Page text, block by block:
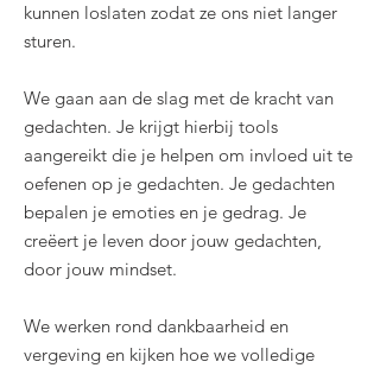
kunnen loslaten zodat ze ons niet langer
sturen.
We gaan aan de slag met de kracht van
gedachten. Je krijgt hierbij tools
aangereikt die je helpen om invloed uit te
oefenen op je gedachten. Je gedachten
bepalen je emoties en je gedrag. Je
creëert je leven door jouw gedachten,
door jouw mindset.
We werken rond dankbaarheid en
vergeving en kijken hoe we volledige